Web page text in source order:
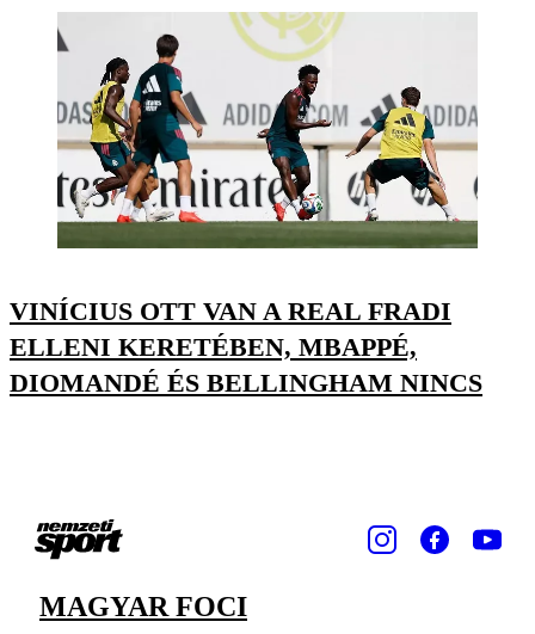
VINÍCIUS OTT VAN A REAL FRADI
ELLENI KERETÉBEN, MBAPPÉ,
DIOMANDÉ ÉS BELLINGHAM NINCS
MAGYAR FOCI